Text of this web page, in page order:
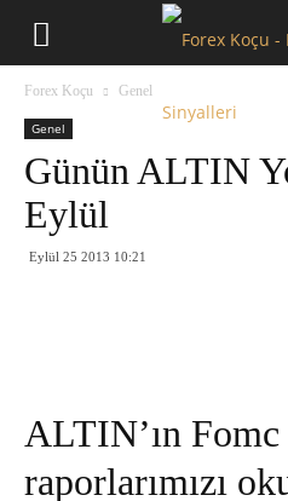
Forex Koçu Genel
Genel
Günün ALTIN
Eylül
Eylül 25 2013 10:21
ALTIN’ın Fomc
raporlarımızı